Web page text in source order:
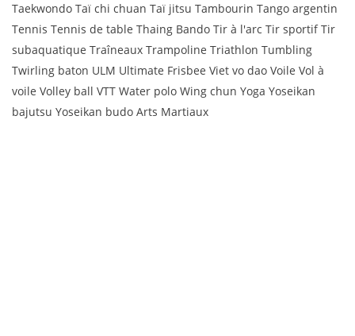
Taekwondo Taï chi chuan Taï jitsu Tambourin Tango argentin
Tennis Tennis de table Thaing Bando Tir à l'arc Tir sportif Tir
subaquatique Traîneaux Trampoline Triathlon Tumbling
Twirling baton ULM Ultimate Frisbee Viet vo dao Voile Vol à
voile Volley ball VTT Water polo Wing chun Yoga Yoseikan
bajutsu Yoseikan budo Arts Martiaux